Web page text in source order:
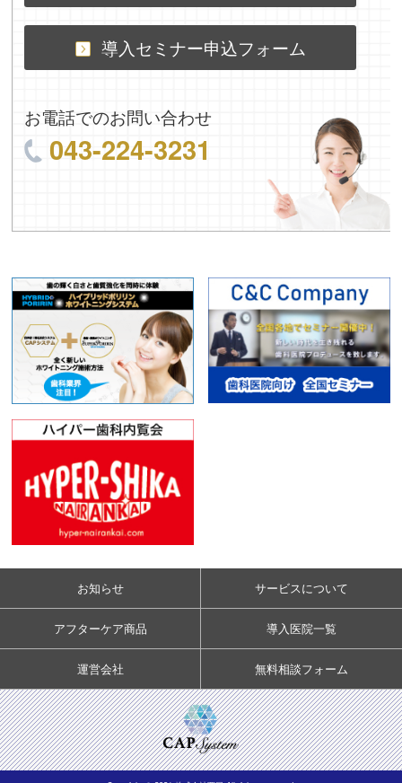
導入セミナー申込フォーム
お電話でのお問い合わせ
043-224-3231
お知らせ サービスについて
アフターケア商品 導入医院一覧
運営会社 無料相談フォーム